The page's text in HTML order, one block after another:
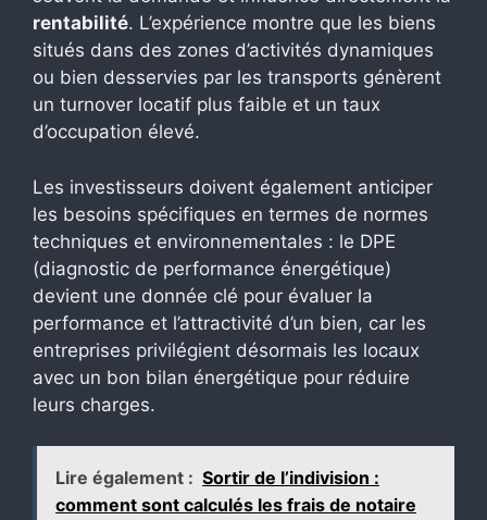
rentabilité. L’expérience montre que les biens
situés dans des zones d’activités dynamiques
ou bien desservies par les transports génèrent
un turnover locatif plus faible et un taux
d’occupation élevé.
Les investisseurs doivent également anticiper
les besoins spécifiques en termes de normes
techniques et environnementales : le DPE
(diagnostic de performance énergétique)
devient une donnée clé pour évaluer la
performance et l’attractivité d’un bien, car les
entreprises privilégient désormais les locaux
avec un bon bilan énergétique pour réduire
leurs charges.
Lire également : Sortir de l’indivision :
comment sont calculés les frais de notaire